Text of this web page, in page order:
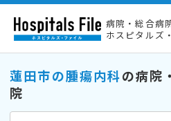
病院・総合病
ホスピタルズ
蓮田市の腫瘍内科の病院
院